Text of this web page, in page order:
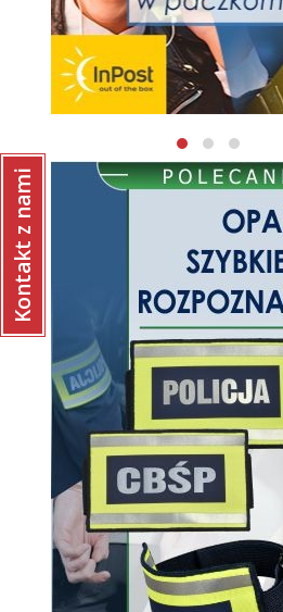
Kontakt z nami